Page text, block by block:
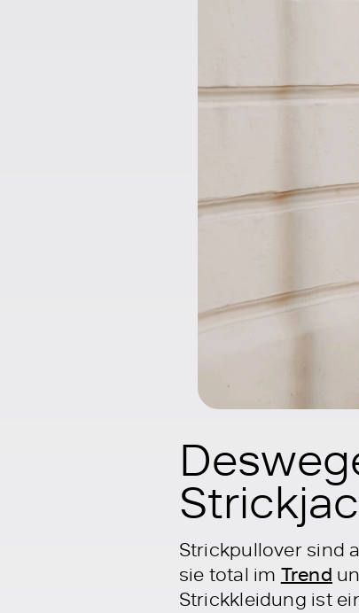
Strickpullover sind
sie total im Trend
Strickkleidung ist